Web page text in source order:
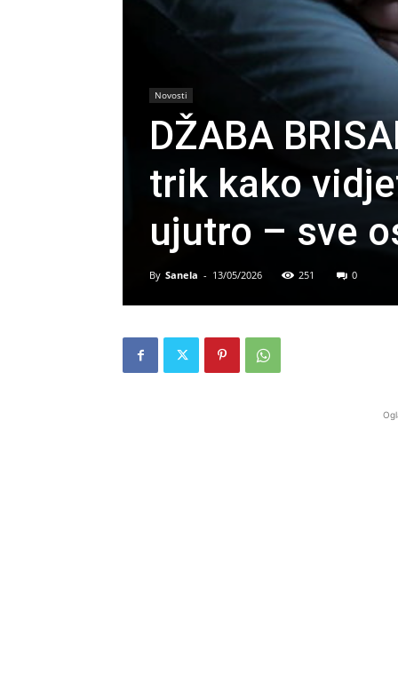
Novosti
DŽABA
trik kako
ujutro – sve
By Sanela - 13/05/2026 251 0